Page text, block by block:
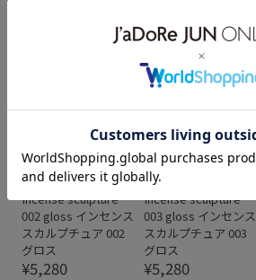
【haec / ハエク】
Incense sculpture
002 gloss インセンス
スカルプチュア 002
グロス
¥5,280
L&B
【haec / ハエク】
Incense sculpture
003 gloss インセンス
スカルプチュア 003
グロス
¥5,280